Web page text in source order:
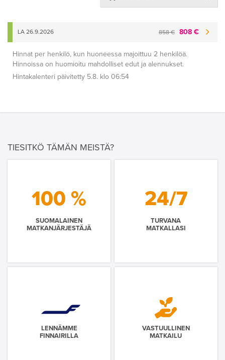
858 € 808 €
LA 26.9.2026
Hinnat per henkilö, kun huoneessa majoittuu 2 henkilöä.
Hinnoissa on huomioitu mahdolliset edut ja alennukset.
Hintakalenteri päivitetty 5.8. klo 06:54
TIESITKÖ TÄMÄN MEISTÄ?
100 %
SUOMALAINEN
MATKANJÄRJESTÄJÄ
24/7
TURVANA
MATKALLASI
LENNÄMME
FINNAIRILLA
VASTUULLINEN
MATKAILU